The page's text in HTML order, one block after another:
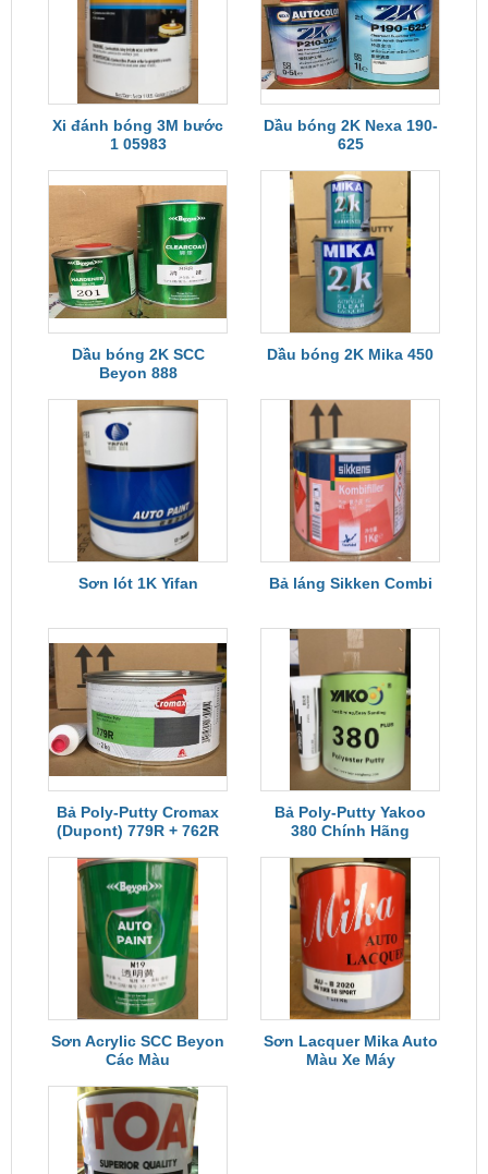
Xi đánh bóng 3M bước
1 05983
Dầu bóng 2K Nexa 190-
625
Dầu bóng 2K SCC
Beyon 888
Dầu bóng 2K Mika 450
Sơn lót 1K Yifan Bả láng Sikken Combi
Bả Poly-Putty Cromax
(Dupont) 779R + 762R
Bả Poly-Putty Yakoo
380 Chính Hãng
Sơn Acrylic SCC Beyon
Các Màu
Sơn Lacquer Mika Auto
Màu Xe Máy